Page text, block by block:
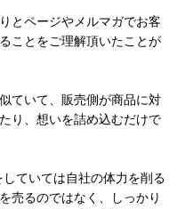
とページやメルマガでお客
ことをご理解頂いたことが
ていて、販売側が商品に対
り、想いを詰め込むだけで
ていては自社の体力を削る
売るのではなく、しっかり